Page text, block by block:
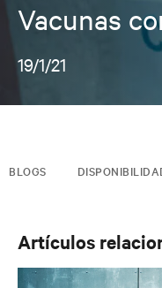
Vacunas
19/1/21
BLOGS
Artículos